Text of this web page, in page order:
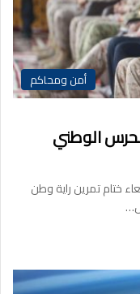
أمن ومحاكم
الوطني
الاربعاء ختام تمرين راية وطن